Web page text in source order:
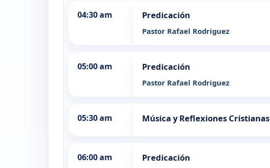
04:30 am Predicación
Pastor Rafael Rodriguez
05:00 am Predicación
Pastor Rafael Rodriguez
05:30 am Música y Reflexiones Cristianas
06:00 am Predicación